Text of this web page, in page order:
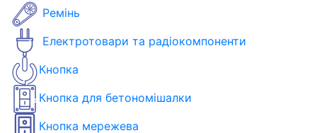
Ремінь
Електротовари та радіокомпоненти
Кнопка
Кнопка для бетономішалки
Кнопка мережева